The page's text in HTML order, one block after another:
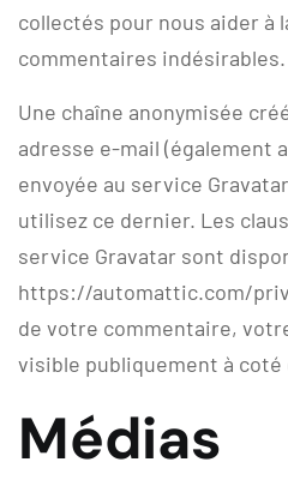
collectés pour nous aider à
commentaires indésirables.
Une chaîne anonymisée
adresse e-mail (également
envoyée au service
utilisez ce dernier. Les
service Gravatar sont
https://automattic.com/
de votre commentaire,
visible publiquement à
Médias